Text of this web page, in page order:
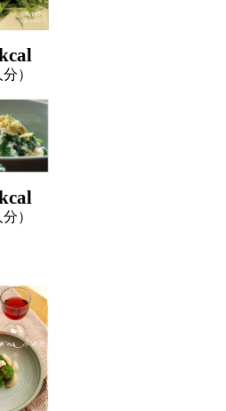
分）
分）